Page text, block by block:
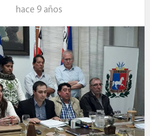
hace 9 años